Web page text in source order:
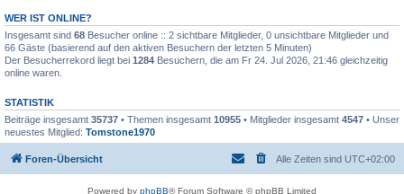
WER IST ONLINE?
Insgesamt sind 68 Besucher online :: 2 sichtbare Mitglieder, 0 unsichtbare Mitglieder und
66 Gäste (basierend auf den aktiven Besuchern der letzten 5 Minuten)
Der Besucherrekord liegt bei 1284 Besuchern, die am Fr 24. Jul 2026, 21:46 gleichzeitig
online waren.
STATISTIK
Beiträge insgesamt 35737 • Themen insgesamt 10955 • Mitglieder insgesamt 4547 • Unser
neuestes Mitglied: Tomstone1970
Foren-Übersicht Alle Zeiten sind UTC+02:00
Powered by phpBB® Forum Software © phpBB Limited